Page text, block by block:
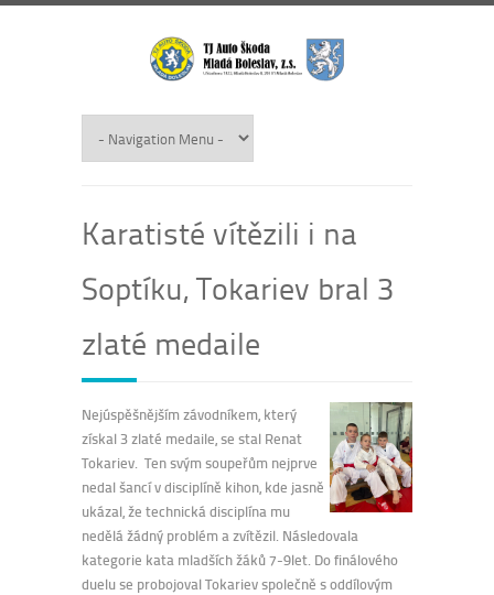
Karatisté vítězili i na
Soptíku, Tokariev bral 3
zlaté medaile
Nejúspěšnějším závodníkem, který
získal 3 zlaté medaile, se stal Renat
Tokariev. Ten svým soupeřům nejprve
nedal šancí v disciplíně kihon, kde jasně
ukázal, že technická disciplína mu
nedělá žádný problém a zvítězil. Následovala
kategorie kata mladších žáků 7-9let. Do finálového
duelu se probojoval Tokariev společně s oddílovým